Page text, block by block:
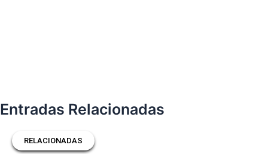
Entradas Relacionadas
RELACIONADAS